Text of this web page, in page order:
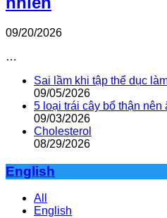
09/20/2026
…
Sai lầm khi tập thể dục
09/05/2026
5 loại trái cây bổ thận
09/03/2026
Cholesterol
08/29/2026
English
All
English